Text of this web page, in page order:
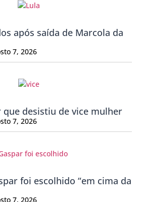
após saída de Marcola da
7, 2026
que desistiu de vice mulher
7, 2026
foi escolhido “em cima da
7, 2026